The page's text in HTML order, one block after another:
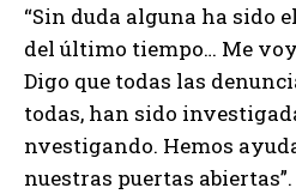
“Sin duda alguna ha sido
del último tiempo… Me
Digo que todas las
todas, han sido
nvestigando. Hemos
nuestras puertas abiertas”.